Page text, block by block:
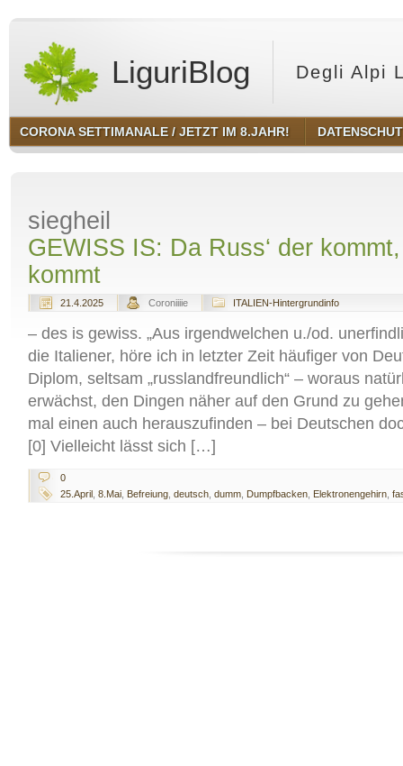
LiguriBlog Degli Alpi
CORONA SETTIMANALE / JETZT IM 8.JAHR!
siegheil
GEWISS IS: Da Russ‘ der
kommt
21.4.2025 Coroniiiie ITALIEN-Hintergrundinfo
– des is gewiss. „Aus irgendwelchen u./od.
die Italiener, höre ich in letzter Zeit häufiger von
Diplom, seltsam „russlandfreundlich“ – woraus
erwächst, den Dingen näher auf den Grund zu
mal einen auch herauszufinden – bei Deutschen
[0] Vielleicht lässt sich […]
0
25.April 8.Mai Befreiung deutsch dumm Dumpfbacken Elektronengehirn